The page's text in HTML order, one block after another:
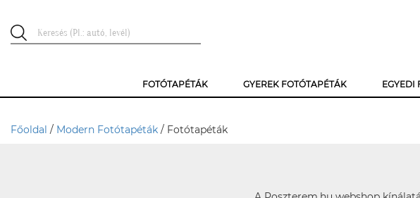
FOTÓTAPÉTÁK GYEREK FOTÓTAPÉTÁK EGYEDI
Főoldal / Modern Fotótapéták / Fotótapéták